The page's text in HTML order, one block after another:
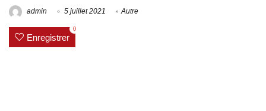
admin 5 juillet 2021 Autre
Enregistrer
0